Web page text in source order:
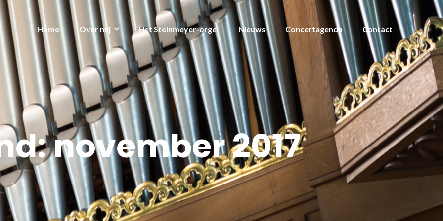
Home Over mij Het Steinmeyer-orgel Nieuws Concertagenda Contact
november 2017